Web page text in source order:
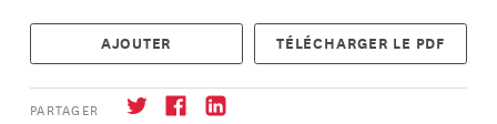
AJOUTER TÉLÉCHARGER LE PDF
PARTAGER